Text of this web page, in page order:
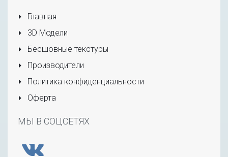
Главная
3D Модели
Бесшовные текстуры
Производители
Политика конфиденциальности
Оферта
МЫ В СОЦСЕТЯХ